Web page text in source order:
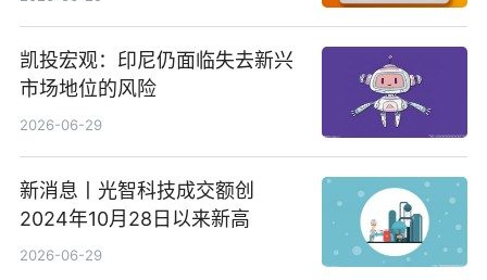
凯投宏观：印尼仍面临失去新兴
市场地位的风险
2026-06-29
新消息丨光智科技成交额创
2024年10月28日以来新高
2026-06-29